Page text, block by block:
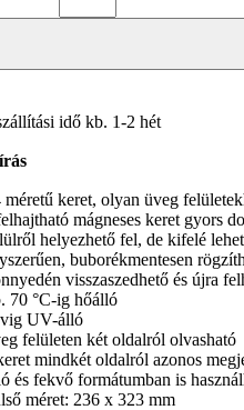
idő kb. 1-2 hét
keret, olyan üveg
mágneses keret gyors
helyezhető fel, de kifelé
buborékmentesen
visszaszedhető és újra
70 °C-ig hőálló
UV-álló
felületen két oldalról olvasható
mindkét oldalról azonos
és fekvő formátumban is
méret: 236 x 323 mm